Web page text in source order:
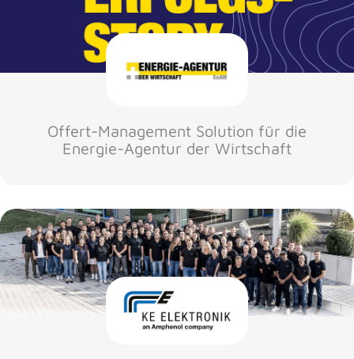
Offert-Management Solution für die
Energie-Agentur der Wirtschaft